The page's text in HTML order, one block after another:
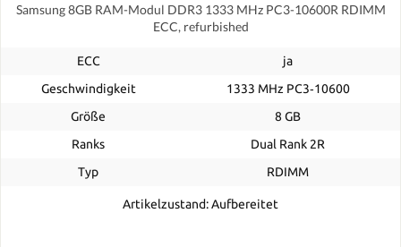
Samsung 8GB RAM-Modul DDR3 1333 MHz PC3-10600R RDIMM
ECC, refurbished
ECC
ja
Geschwindigkeit
1333 MHz PC3‑10600
Größe
8 GB
Ranks
Dual Rank 2R
Typ
RDIMM
Artikelzustand: Aufbereitet